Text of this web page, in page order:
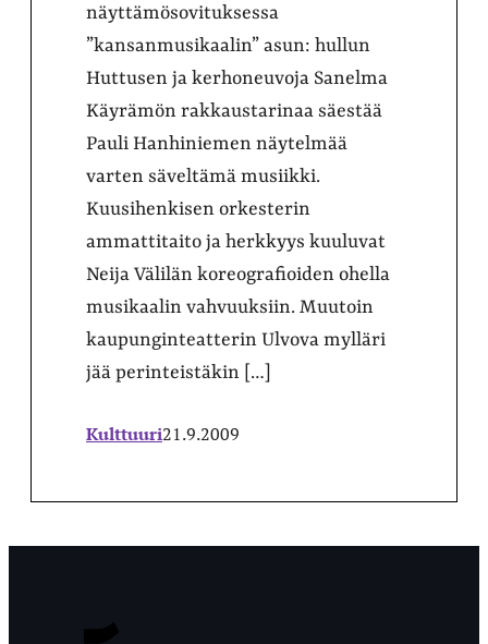
näyttämösovituksessa
”kansanmusikaalin” asun: hullun
Huttusen ja kerhoneuvoja Sanelma
Käyrämön rakkaustarinaa säestää
Pauli Hanhiniemen näytelmää
varten säveltämä musiikki.
Kuusihenkisen orkesterin
ammattitaito ja herkkyys kuuluvat
Neija Välilän koreografioiden ohella
musikaalin vahvuuksiin. Muutoin
kaupunginteatterin Ulvova mylläri
jää perinteistäkin […]
Kulttuuri21.9.2009